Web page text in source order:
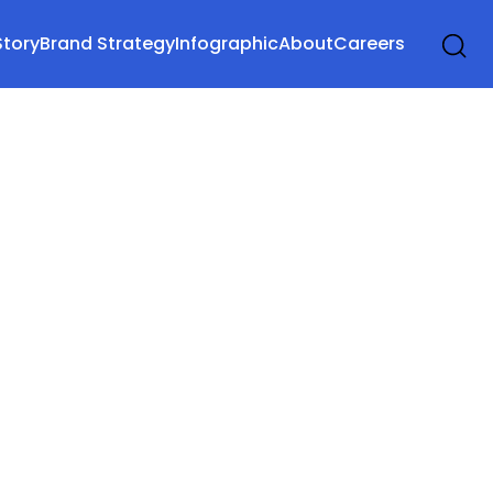
Brand StrategyInfographicAboutCareers